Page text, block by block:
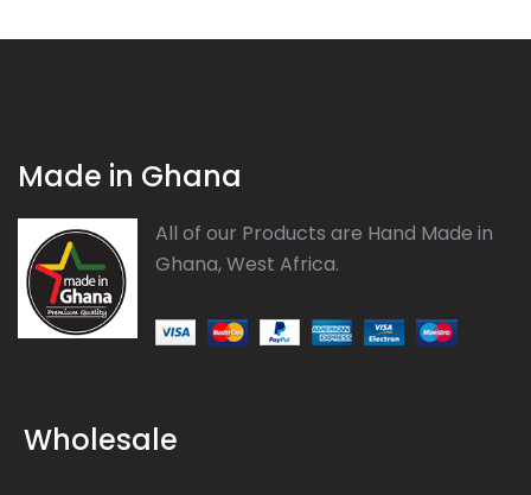
Made in Ghana
All of our Products are Hand Made in
Ghana, West Africa.
Wholesale